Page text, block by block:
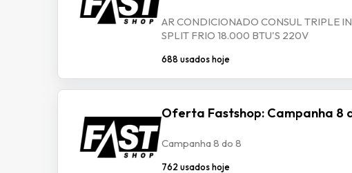
AR CONDICIONADO CONSUL TRIPLE
SPLIT FRIO 18.000 BTU'S 220V
688 usados hoje
Oferta Fastshop: Campanha 8
Campanha 8 do 8
762 usados hoje